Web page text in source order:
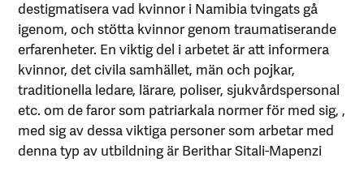
destigmatisera vad kvinnor i Namibia tvingats gå
igenom, och stötta kvinnor genom traumatiserande
erfarenheter. En viktig del i arbetet är att informera
kvinnor, det civila samhället, män och pojkar,
traditionella ledare, lärare, poliser, sjukvårdspersonal
etc. om de faror som patriarkala normer för med sig, ,
med sig av dessa viktiga personer som arbetar med
denna typ av utbildning är Berithar Sitali-Mapenzi